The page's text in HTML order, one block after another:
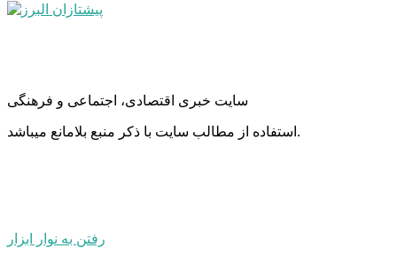
سایت خبری اقتصادی، اجتماعی و فرهنگی
استفاده از مطالب سایت با ذکر منبع بلامانع میباشد.
رفتن به نوار ابزار